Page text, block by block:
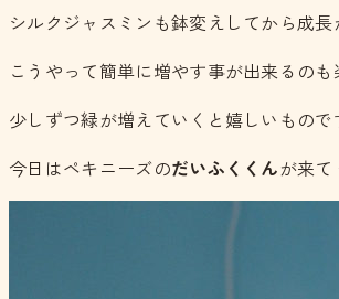
シルクジャスミンも鉢変えしてから成
こうやって簡単に増やす事が出来るのも
少しずつ緑が増えていくと嬉しいもの
今日はペキニーズのだいふくくんが来て